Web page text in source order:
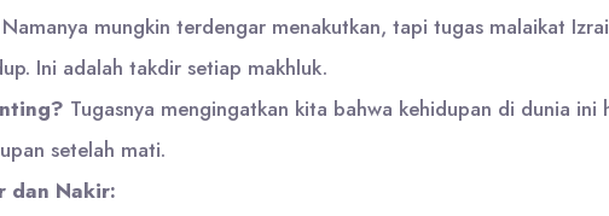
Namanya mungkin terdengar menakutkan, tapi tugas malaikat
Ini adalah takdir setiap makhluk.
Tugasnya mengingatkan kita bahwa kehidupan di dunia
setelah mati.
dan Nakir: